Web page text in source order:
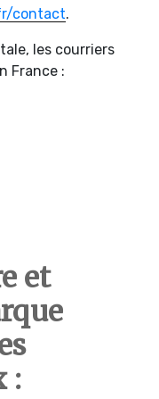
contact.
les courriers
France :
et
: